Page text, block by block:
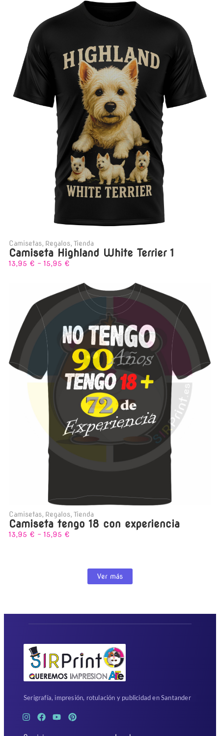
Camisetas, Regalos, Tienda
Camiseta Highland White Terrier 1
13,95 € - 15,95 €
Camisetas, Regalos, Tienda
Camiseta tengo 18 con experiencia
13,95 € - 15,95 €
Ver más
Serigrafía, impresión, rotulación y publicidad en Santander